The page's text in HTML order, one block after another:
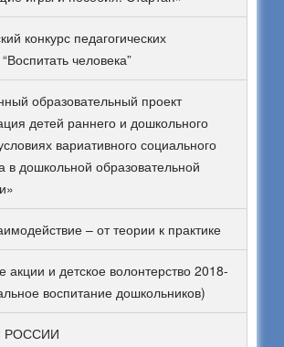
конкурс педагогических
человека”
образовательный проект
детей раннего и дошкольного
вариативного социального
в дошкольной образовательной
– от теории к практике
акции и детское волонтерство 2018-
воспитание дошкольников)
РОССИИ